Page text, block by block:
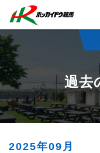
過去
2025年09月